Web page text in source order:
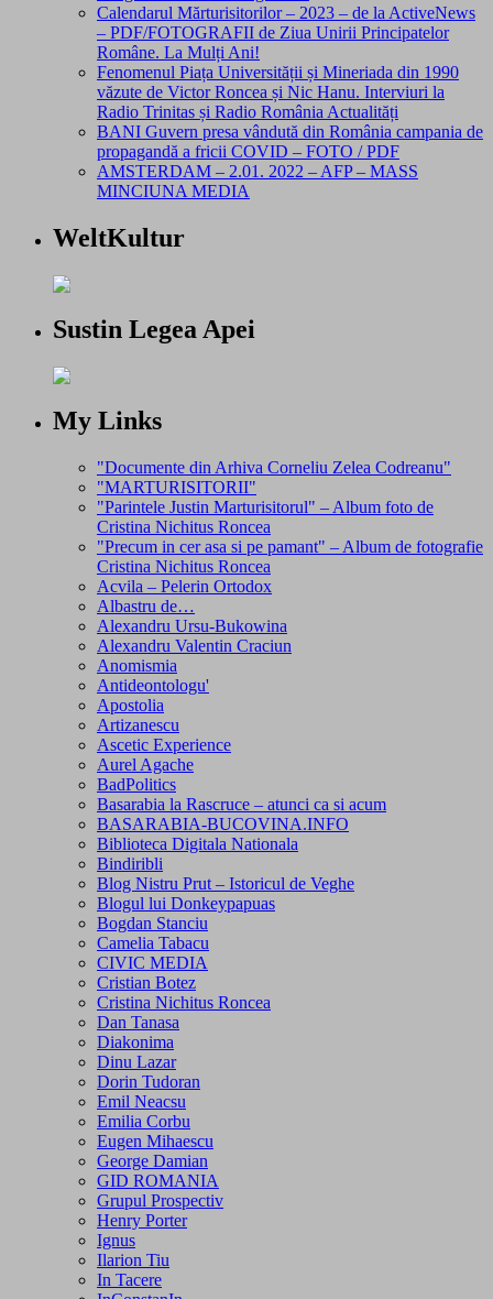
Calendarul Mărturisitorilor – 2023 – de la ActiveNews
– PDF/FOTOGRAFII de Ziua Unirii Principatelor
Române. La Mulți Ani!
Fenomenul Piața Universității și Mineriada din 1990
văzute de Victor Roncea și Nic Hanu. Interviuri la
Radio Trinitas și Radio România Actualități
BANI Guvern presa vândută din România campania de
propagandă a fricii COVID – FOTO / PDF
AMSTERDAM – 2.01. 2022 – AFP – MASS
MINCIUNA MEDIA
WeltKultur
Sustin Legea Apei
My Links
"Documente din Arhiva Corneliu Zelea Codreanu"
"MARTURISITORII"
"Parintele Justin Marturisitorul" – Album foto de
Cristina Nichitus Roncea
"Precum in cer asa si pe pamant" – Album de fotografie
Cristina Nichitus Roncea
Acvila – Pelerin Ortodox
Albastru de…
Alexandru Ursu-Bukowina
Alexandru Valentin Craciun
Anomismia
Antideontologu'
Apostolia
Artizanescu
Ascetic Experience
Aurel Agache
BadPolitics
Basarabia la Rascruce – atunci ca si acum
BASARABIA-BUCOVINA.INFO
Biblioteca Digitala Nationala
Bindiribli
Blog Nistru Prut – Istoricul de Veghe
Blogul lui Donkeypapuas
Bogdan Stanciu
Camelia Tabacu
CIVIC MEDIA
Cristian Botez
Cristina Nichitus Roncea
Dan Tanasa
Diakonima
Dinu Lazar
Dorin Tudoran
Emil Neacsu
Emilia Corbu
Eugen Mihaescu
George Damian
GID ROMANIA
Grupul Prospectiv
Henry Porter
Ignus
Ilarion Tiu
In Tacere